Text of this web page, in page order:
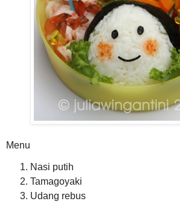
Menu
Nasi putih
Tamagoyaki
Udang rebus